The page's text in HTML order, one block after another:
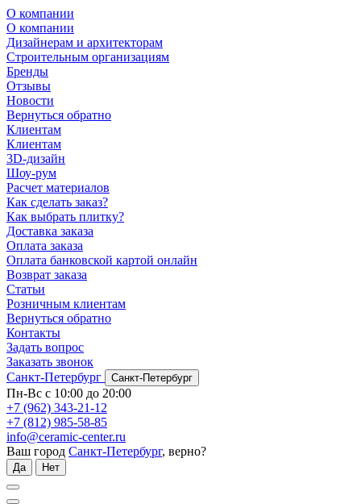
О компании
О компании
Дизайнерам и архитекторам
Строительным организациям
Бренды
Отзывы
Новости
Вернуться обратно
Клиентам
Клиентам
3D-дизайн
Шоу-рум
Расчет материалов
Как сделать заказ?
Как выбрать плитку?
Доставка заказа
Оплата заказа
Оплата банковской картой онлайн
Возврат заказа
Статьи
Розничным клиентам
Вернуться обратно
Контакты
Задать вопрос
Заказать звонок
Санкт-Петербург
Санкт-Петербург
Пн-Вс с 10:00 до 20:00
+7 (962) 343-21-12
+7 (812) 985-58-85
info@ceramic-center.ru
Ваш город Санкт-Петербург, верно?
Да Нет